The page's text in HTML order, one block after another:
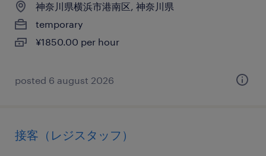
神奈川県横浜市港南区, 神奈川県
temporary
¥1850.00 per hour
posted 6 august 2026
接客（レジスタッフ）